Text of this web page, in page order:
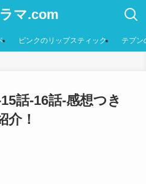
マ.com
ピンクのリップスティック テプン
話-16話-感想つき
介！